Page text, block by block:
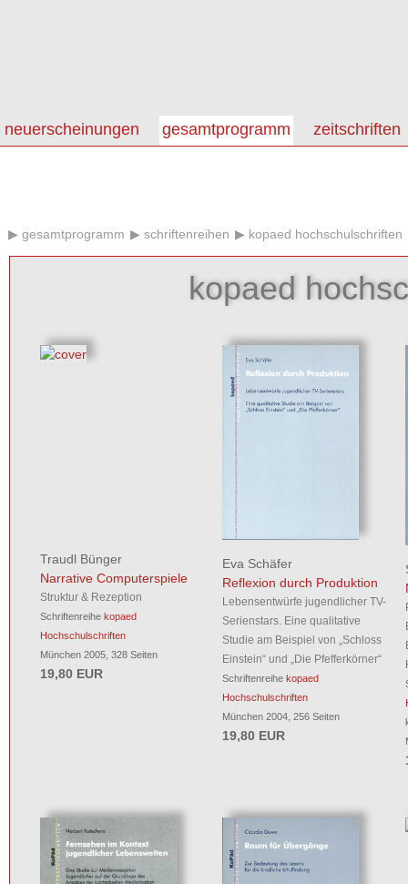
neuerscheinungen gesamtprogramm zeitschriften
gesamtprogramm schriftenreihen kopaed hochschulschriften
kopaed
Traudl Bünger
Narrative Computerspiele
Struktur & Rezeption
Schriftenreihe kopaed
Hochschulschriften
München 2005, 328 Seiten
19,80 EUR
Eva Schäfer
Reflexion durch Produktion
Lebensentwürfe jugendlicher TV-
Serienstars. Eine qualitative
Studie am Beispiel von „Schloss
Einstein“ und „Die Pfefferkörner“
Schriftenreihekopaed
Hochschulschriften
München 2004, 256 Seiten
19,80 EUR